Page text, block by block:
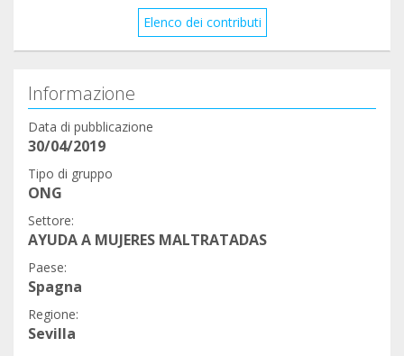
Elenco dei contributi
Informazione
Data di pubblicazione
30/04/2019
Tipo di gruppo
ONG
Settore:
AYUDA A MUJERES MALTRATADAS
Paese:
Spagna
Regione:
Sevilla